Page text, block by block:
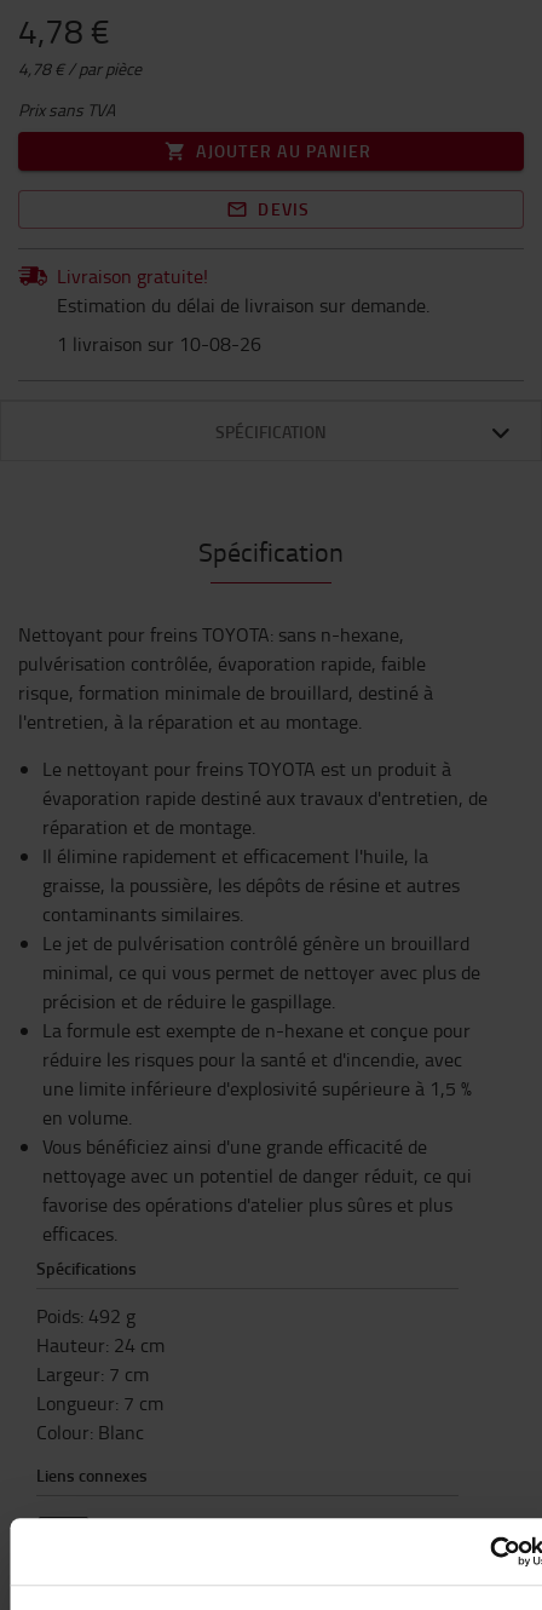
4,78 €
4,78 € / par pièce
Prix sans TVA
AJOUTER AU PANIER
DEVIS
Livraison gratuite!
Estimation du délai de livraison sur demande.
1 livraison sur 10-08-26
SPÉCIFICATION
Spécification
Nettoyant pour freins TOYOTA: sans n-hexane,
pulvérisation contrôlée, évaporation rapide, faible
risque, formation minimale de brouillard, destiné à
l'entretien, à la réparation et au montage.
Le nettoyant pour freins TOYOTA est un produit à
évaporation rapide destiné aux travaux d'entretien, de
réparation et de montage.
Il élimine rapidement et efficacement l'huile, la
graisse, la poussière, les dépôts de résine et autres
contaminants similaires.
Le jet de pulvérisation contrôlé génère un brouillard
minimal, ce qui vous permet de nettoyer avec plus de
précision et de réduire le gaspillage.
La formule est exempte de n-hexane et conçue pour
réduire les risques pour la santé et d'incendie, avec
une limite inférieure d'explosivité supérieure à 1,5 %
en volume.
Vous bénéficiez ainsi d'une grande efficacité de
nettoyage avec un potentiel de danger réduit, ce qui
favorise des opérations d'atelier plus sûres et plus
efficaces.
Spécifications
Poids: 492 g
Hauteur: 24 cm
Largeur: 7 cm
Longueur: 7 cm
Colour: Blanc
Liens connexes